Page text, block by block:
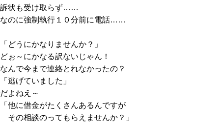
訴状も受け取らず……
なのに強制執行１０分前に電話……
「どうにかなりませんか？」
どぉ～にかなる訳ないじゃん！
なんで今まで連絡とれなかったの？
「逃げていました」
だよねえ～
「他に借金がたくさんあるんですが
その相談のってもらえませんか？」